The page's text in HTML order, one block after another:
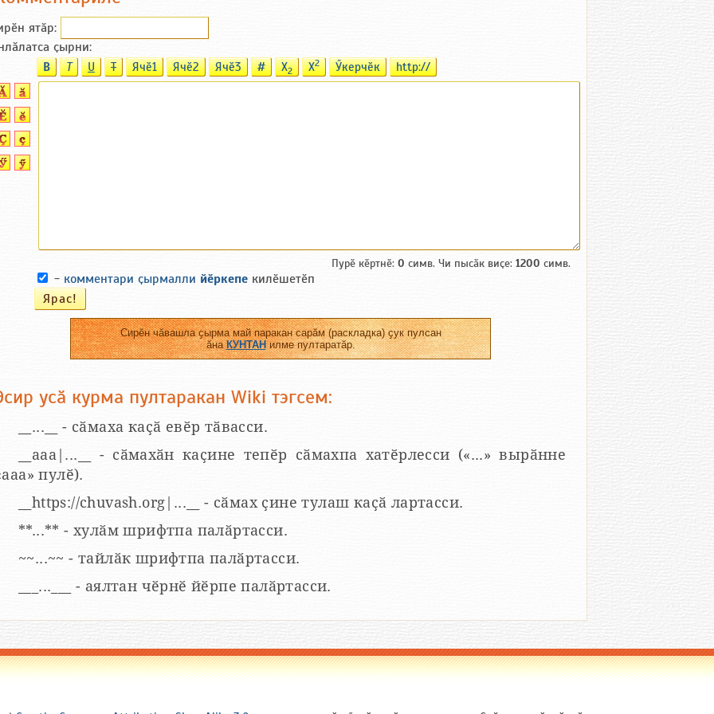
ятӑp:
ҫырни:
B T U T Ячӗ1 Ячӗ2 Ячӗ3 # X2 X2 Ӳкерчӗк http://
Пурӗ кӗртнӗ: 0 симв. Чи пысӑк виҫе: 1200 симв.
- комментари ҫырмалли йӗркепе килӗшетӗп
Сирӗн чӑвашла ҫырма май паракан сарӑм (раскладка) ҫук пулсан
ӑнаКУНТАНилме пултаратӑр.
усӑ курма пултаракан Wiki тэгсем:
__...__ - сӑмаха каҫӑ евӗр тӑвасси.
__aaa|...__ - сӑмахӑн каҫине тепӗр сӑмахпа хатӗрлесси («...» вырӑнне
пулӗ).
__https://chuvash.org|...__ - сӑмах ҫине тулаш каҫӑ лартасси.
**...** - хулӑм шрифтпа палӑртасси.
~~...~~ - тайлӑк шрифтпа палӑртасси.
___...___ - аялтан чӗрнӗ йӗрпе палӑртасси.